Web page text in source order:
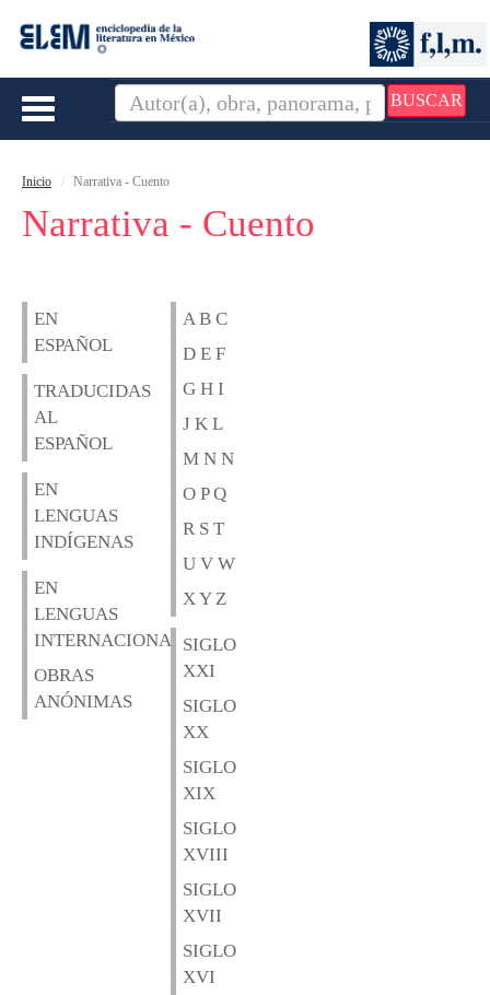
BUSCAR
Toggle
Inicio Narrativa - Cuento
Narrativa - Cuento
EN
ESPAÑOL
TRADUCIDAS
AL
ESPAÑOL
EN
LENGUAS
INDÍGENAS
EN
LENGUAS
INTERNACIONALES
OBRAS
ANÓNIMAS
A B C
D E F
G H I
J K L
M N N
O P Q
R S T
U V W
X Y Z
SIGLO
XXI
SIGLO
XX
SIGLO
XIX
SIGLO
XVIII
SIGLO
XVII
SIGLO
XVI